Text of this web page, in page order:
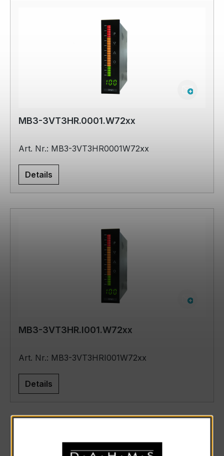
MB3-3VT3HR.0001.W72xx
Art. Nr.: MB3-3VT3HR0001W72xx
Details
MB3-3VT3HR.I001.W72xx
Art. Nr.: MB3-3VT3HRI001W72xx
Details